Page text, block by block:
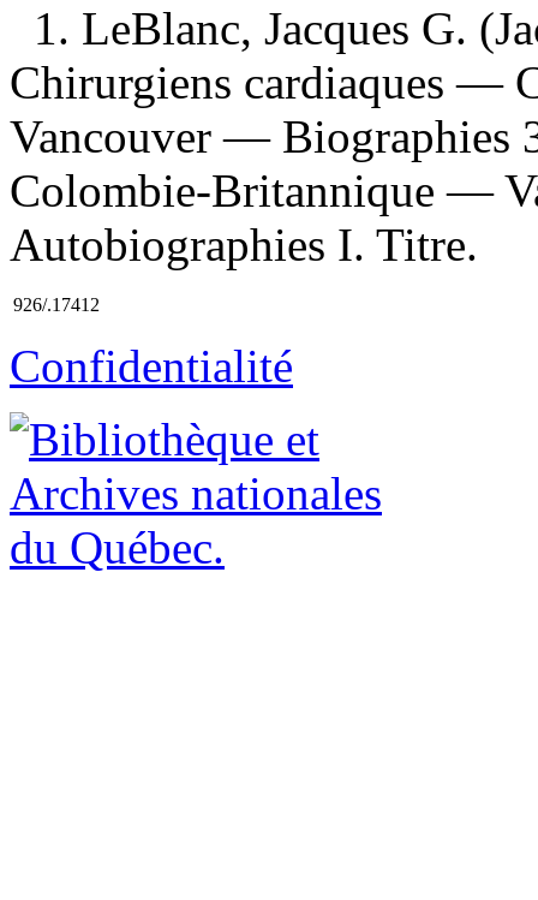
1. LeBlanc, Jacques G.
Chirurgiens cardiaques —
Vancouver — Biographies
Colombie-Britannique —
Autobiographies I. Titre.
926/.17412
Confidentialité